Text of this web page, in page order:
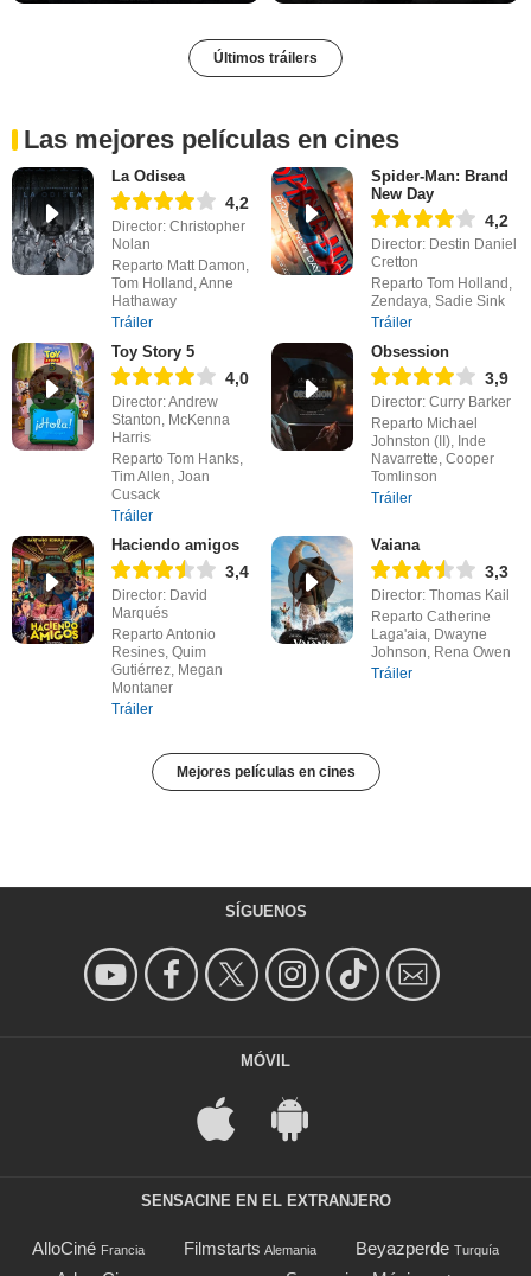
Últimos tráilers
Las mejores películas en cines
La Odisea
4,2
Director: Christopher
Nolan
Reparto Matt Damon,
Tom Holland, Anne
Hathaway
Tráiler
Spider-Man: Brand
New Day
4,2
Director: Destin Daniel
Cretton
Reparto Tom Holland,
Zendaya, Sadie Sink
Tráiler
Toy Story 5
4,0
Director: Andrew
Stanton, McKenna
Harris
Reparto Tom Hanks,
Tim Allen, Joan
Cusack
Tráiler
Obsession
3,9
Director: Curry Barker
Reparto Michael
Johnston (II), Inde
Navarrette, Cooper
Tomlinson
Tráiler
Haciendo amigos
3,4
Director: David
Marqués
Reparto Antonio
Resines, Quim
Gutiérrez, Megan
Montaner
Tráiler
Vaiana
3,3
Director: Thomas Kail
Reparto Catherine
Laga'aia, Dwayne
Johnson, Rena Owen
Tráiler
Mejores películas en cines
SÍGUENOS
MÓVIL
SENSACINE EN EL EXTRANJERO
AlloCiné Francia Filmstarts Alemania Beyazperde Turquía